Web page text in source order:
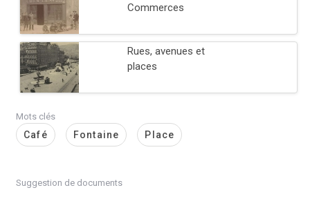
Commerces
Rues, avenues et
places
Mots clés
Café Fontaine Place
Suggestion de documents